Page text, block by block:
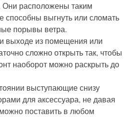
Они расположены таким
способны выгнуть или сломать
порывы ветра.
выходе из помещения или
сложно открыть так, чтобы
наоборот можно раскрыть до
выступающие снизу
для аксессуара, не давая
поставить в любом